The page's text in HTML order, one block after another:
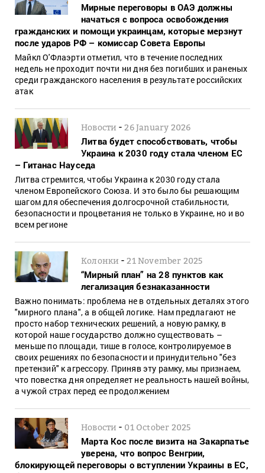
Мирные переговоры в ОАЭ должны
начаться с вопроса освобождения
гражданских и помощи украинцам, которые мерзнут
после ударов РФ – комиссар Совета Европы
Майкл О'Флаэрти отметил, что в течение последних
недель не проходит почти ни дня без погибших и раненых
среди гражданского населения в результате российских
атак
Новости -26 January 2026
Литва будет способствовать, чтобы
Украина к 2030 году стала членом ЕС
– Гитанас Науседа
Литва стремится, чтобы Украина к 2030 году стала
членом Европейского Союза. И это было бы решающим
шагом для обеспечения долгосрочной стабильности,
безопасности и процветания не только в Украине, но и во
всем регионе
Колонки -21 November 2025
“Мирный план” на 28 пунктов как
легализация безнаказанности
Важно понимать: проблема не в отдельных деталях этого
"мирного плана", а в общей логике. Нам предлагают не
просто набор технических решений, а новую рамку, в
которой наше государство должно существовать –
меньше по площади, тише в голосе, контролируемое в
своих решениях по безопасности и принудительно "без
претензий" к агрессору. Приняв эту рамку, мы признаем,
что повестка дня определяет не реальность нашей войны,
а чужой страх перед ее продолжением
Новости - 01 October 2025
Марта Кос после визита на Закарпатье
уверена, что вопрос Венгрии,
блокирующей переговоры о вступлении Украины в ЕС,